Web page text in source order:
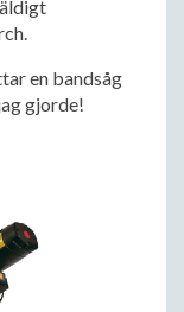
en bandsåg
gjorde!